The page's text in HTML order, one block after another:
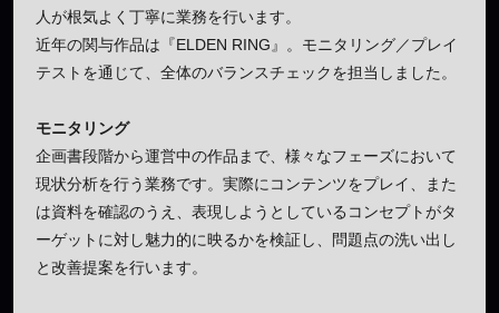
人が根気よく丁寧に業務を行います。
近年の関与作品は『ELDEN RING』。モニタリング／プレイ
テストを通じて、全体のバランスチェックを担当しました。
モニタリング
企画書段階から運営中の作品まで、様々なフェーズにおいて
現状分析を行う業務です。実際にコンテンツをプレイ、また
は資料を確認のうえ、表現しようとしているコンセプトがタ
ーゲットに対し魅力的に映るかを検証し、問題点の洗い出し
と改善提案を行います。